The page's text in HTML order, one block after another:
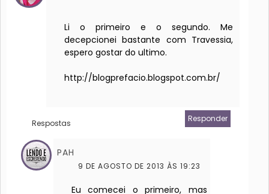
Li o primeiro e o segundo. Me
decepcionei bastante com Travessia,
espero gostar do ultimo.
http://blogprefacio.blogspot.com.br/
Responder
Respostas
PAH
9 DE AGOSTO DE 2013 ÀS 19:23
Eu comecei o primeiro, mas